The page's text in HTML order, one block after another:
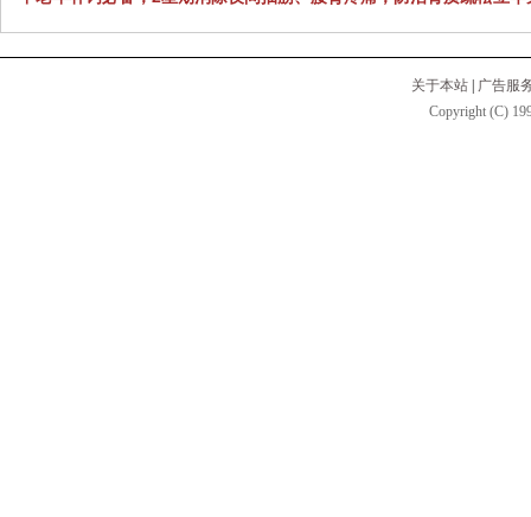
关于本站
广告服
Copyright (C)